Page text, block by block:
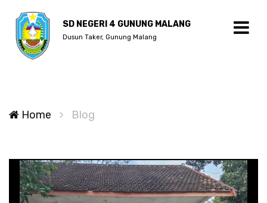
SD NEGERI 4 GUNUNG MALANG
Dusun Taker, Gunung Malang
Home Blog